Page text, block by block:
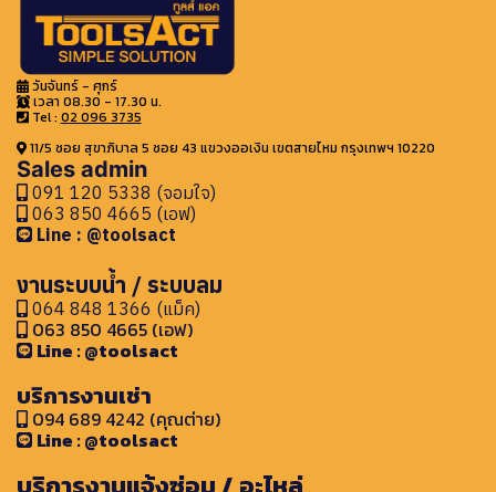
วันจันทร์ - ศุกร์
เวลา 08.30 - 17.30 น.
Tel : 02 096 3735
11/5 ซอย สุขาภิบาล 5 ซอย 43 แขวงออเงิน เขตสายไหม กรุงเทพฯ 10220
Sales admin
091 120 5338 (จอมใจ)
063 850 4665 (เอฟ)
Line : @toolsact
งานระบบน้ำ / ระบบลม
064 848 1366 (แม็ค)
063 850 4665 (เอฟ)
Line : @toolsact
บริการงานเช่า
094 689 4242 (คุณต่าย)
Line : @toolsact